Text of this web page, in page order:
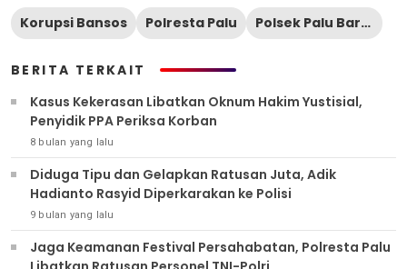
Korupsi Bansos Polresta Palu Polsek Palu Barat
BERITA TERKAIT
Kasus Kekerasan Libatkan Oknum Hakim Yustisial,
Penyidik PPA Periksa Korban
8 bulan yang lalu
Diduga Tipu dan Gelapkan Ratusan Juta, Adik
Hadianto Rasyid Diperkarakan ke Polisi
9 bulan yang lalu
Jaga Keamanan Festival Persahabatan, Polresta Palu